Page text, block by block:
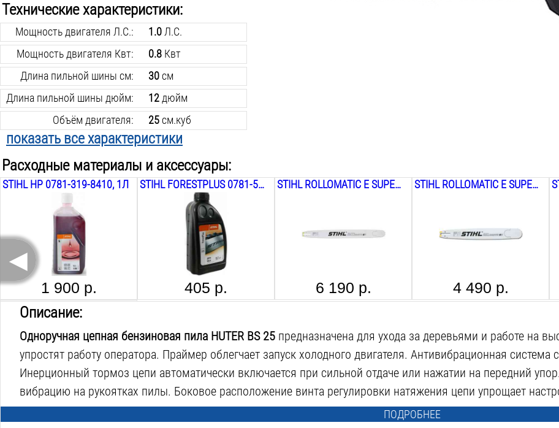
Технические характеристики:
Мощность двигателя Л.С.: 1.0Л.С.
Мощность двигателя Квт:
0.8Квт
Длина пильной шины см:
30см
Длина пильной шины дюйм:
12дюйм
Объём двигателя:
25см.куб
Свеча зажигания:
CHAMPION RCJ 6 Y
Объём топливного бака:
0.23Л
Масляный бак объём:
0.14Л
дюйм
Ширина паза шины:
Количество звеньев цепи:
Регулируемый маслонасос:
Декомпрессор:
нет
Лёгкий запуск:
Ручной натяжитель цепи:
нет
Вес инструмента:
3.8 кг
показать все характеристики
Расходные материалы и аксессуары:
STIHL HP 0781-319-8410, 1Л
1 900 р.
STIHL FORESTPLUS 0781-516-6001, 1Л
405 р.
STIHL ROLLOMATIC E SUPER 3002-000-9741, .404, 1.6 ММ, 75 СМ
6 190 р.
STIHL ROLLOMATIC E SUPER 3003-000-9425, 3/8, 1.6 ММ, 55 СМ
4 490 р.
870 р.
◄
Описание:
Одноручная цепная бензиновая пила HUTER BS 25 предназначена для ухода за деревьями и работе на
упростят работу оператора. Праймер облегчает запуск холодного двигателя. Антивибрационная
Инерционный тормоз цепи автоматически включается при сильной отдаче или нажатии на передний
вибрацию на рукоятках пилы. Боковое расположение винта регулировки натяжения цепи упрощает
ПОДРОБНЕЕ